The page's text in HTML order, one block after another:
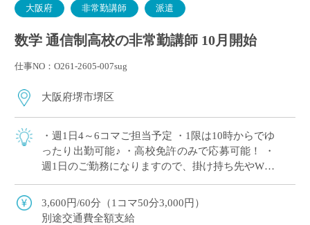
大阪府 非常勤講師 派遣
数学 通信制高校の非常勤講師 10月開始
仕事NO：O261-2605-007sug
大阪府堺市堺区
・週1日4～6コマご担当予定 ・1限は10時からでゆ
ったり出勤可能♪ ・高校免許のみで応募可能！ ・
週1日のご勤務になりますので、掛け持ち先やWワ
校で、ピカピカな校舎で働きま […]
3,600円/60分（1コマ50分3,000円）
別途交通費全額支給